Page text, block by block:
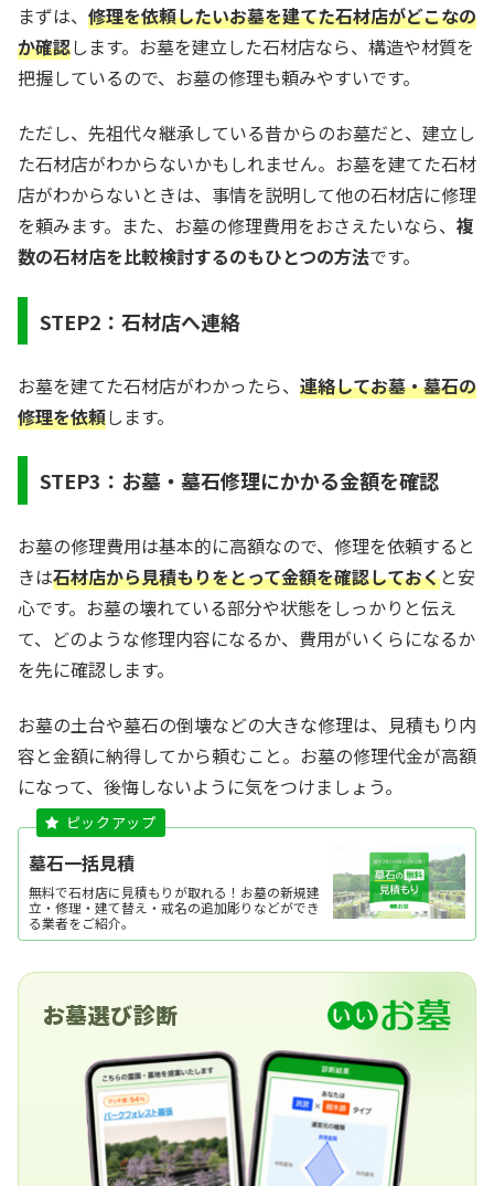
まずは、 修理を依頼したいお墓を建てた石材店がどこなの
か確認します。お墓を建立した石材店なら、構造や材質を
把握しているので、お墓の修理も頼みやすいです。
ただし、先祖代々継承している昔からのお墓だと、建立し
た石材店がわからないかもしれません。お墓を建てた石材
店がわからないときは、事情を説明して他の石材店に修理
を頼みます。また、お墓の修理費用をおさえたいなら、 複
数の石材店を比較検討するのもひとつの方法です。
STEP2：石材店へ連絡
お墓を建てた石材店がわかったら、 連絡してお墓・墓石の
修理を依頼します。
STEP3：お墓・墓石修理にかかる金額を確認
お墓の修理費用は基本的に高額なので、修理を依頼すると
きは石材店から見積もりをとって金額を確認しておくと安
心です。お墓の壊れている部分や状態をしっかりと伝え
て、どのような修理内容になるか、費用がいくらになるか
を先に確認します。
お墓の土台や墓石の倒壊などの大きな修理は、見積もり内
容と金額に納得してから頼むこと。お墓の修理代金が高額
になって、後悔しないように気をつけましょう。
墓石一括見積
無料で石材店に見積もりが取れる！お墓の新規建
立・修理・建て替え・戒名の追加彫りなどができ
る業者をご紹介。
お墓選び診断